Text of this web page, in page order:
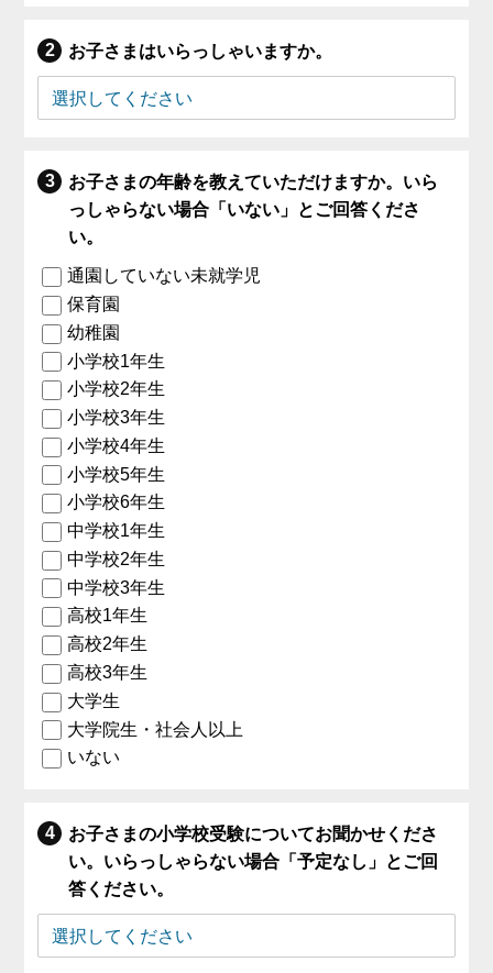
お子さまはいらっしゃいますか。
お子さまの年齢を教えていただけますか。いら
っしゃらない場合「いない」とご回答くださ
い。
通園していない未就学児
保育園
幼稚園
小学校1年生
小学校2年生
小学校3年生
小学校4年生
小学校5年生
小学校6年生
中学校1年生
中学校2年生
中学校3年生
高校1年生
高校2年生
高校3年生
大学生
大学院生・社会人以上
いない
お子さまの小学校受験についてお聞かせくださ
い。いらっしゃらない場合「予定なし」とご回
答ください。